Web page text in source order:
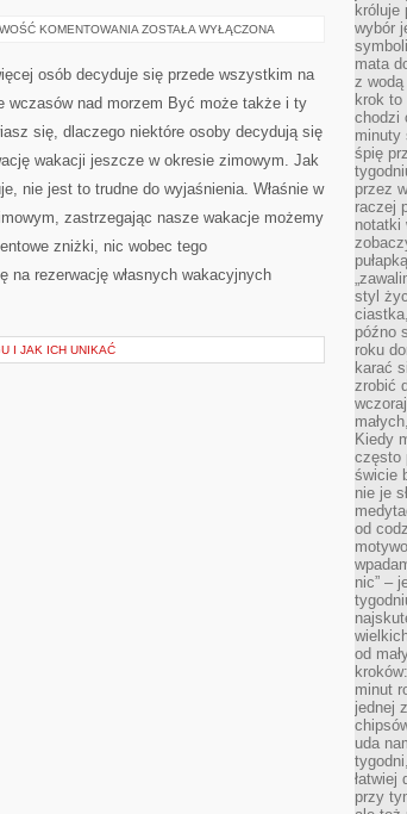
KOMENTOWANIA WSPÓŁCZEŚNIE
DECYDUJE
SIĘ
GŁÓWNEJ
NA
WAKACJI
MORZEM
ZOSTAŁA WYŁĄCZONA
osób decyduje się przede wszystkim na
wczasów nad morzem Być może także i ty
się, dlaczego niektóre osoby decydują się
wakacji jeszcze w okresie zimowym. Jak
nie jest to trudne do wyjaśnienia. Właśnie w
zastrzegając nasze wakacje możemy
zniżki, nic wobec tego
rezerwację własnych wakacyjnych
I JAK ICH UNIKAĆ
króluje
wybór
mata
z
krok to
chodzi
minuty
śpię
przez
raczej
notatki
styl
późno
roku
karać
zrobić
Kiedy
często
świcie
nie je
od
nic” –
od
minut
jednej
uda
łatwiej
przy